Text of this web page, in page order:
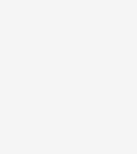
носіння.
беріть менший, для